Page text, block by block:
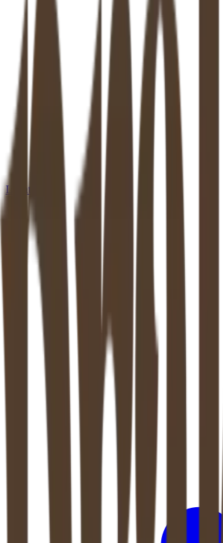
Locaties